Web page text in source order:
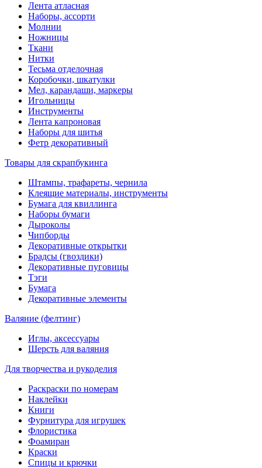
Лента атласная
Наборы, ассорти
Молнии
Ножницы
Ткани
Нитки
Тесьма отделочная
Коробочки, шкатулки
Мел, карандаши, маркеры
Игольницы
Инструменты
Лента капроновая
Наборы для шитья
Фетр декоративный
Товары для скрапбукинга
Штампы, трафареты, чернила
Клеящие материалы, инструменты
Бумага для квиллинга
Наборы бумаги
Дыроколы
Чипборды
Декоративные открытки
Брадсы (гвоздики)
Декоративные пуговицы
Тэги
Бумага
Декоративные элементы
Валяние (фелтинг)
Иглы, аксессуары
Шерсть для валяния
Для творчества и рукоделия
Раскраски по номерам
Наклейки
Книги
Фурнитура для игрушек
Флористика
Фоамиран
Краски
Спицы и крючки